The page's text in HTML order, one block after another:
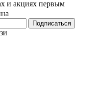
и акциях первым